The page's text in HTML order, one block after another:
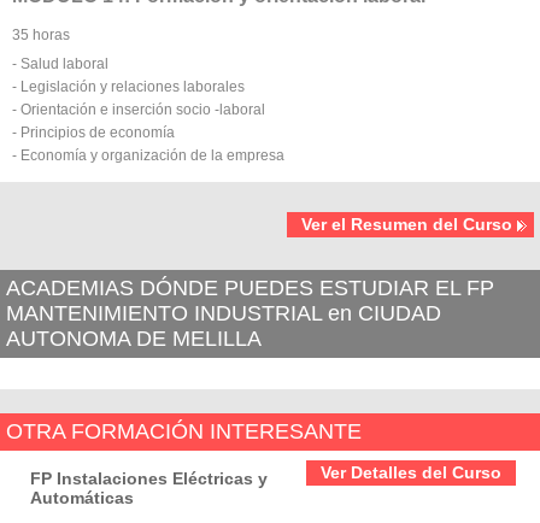
35 horas
- Salud laboral
- Legislación y relaciones laborales
- Orientación e inserción socio -laboral
- Principios de economía
- Economía y organización de la empresa
Ver el Resumen del Curso
ACADEMIAS DÓNDE PUEDES ESTUDIAR EL FP
MANTENIMIENTO INDUSTRIAL en CIUDAD
AUTONOMA DE MELILLA
OTRA FORMACIÓN INTERESANTE
Ver Detalles del Curso
FP Instalaciones Eléctricas y
Automáticas